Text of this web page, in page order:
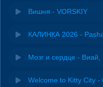
Вишня - VORSKIY
КАЛИНКА 2026 -
Мозг и сердце - Виай,
Welcome to Kitty City -